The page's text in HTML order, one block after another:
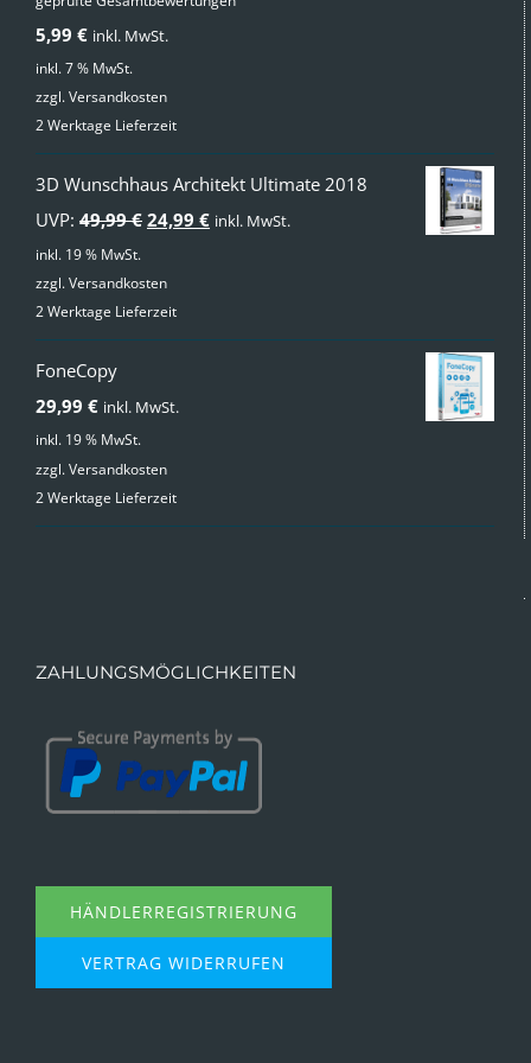
von 5
5,99 € inkl. MwSt.
inkl. 7 % MwSt.
zzgl.Versandkosten
2 Werktage Lieferzeit
3D Wunschhaus Architekt Ultimate 2018
UVP: 49,99€ Ursprünglicher
war:
24,99 €Aktueller
inkl. MwSt.
inkl. 19 % MwSt.
zzgl.Versandkosten
2 Werktage Lieferzeit
FoneCopy
29,99 € inkl. MwSt.
inkl. 19 % MwSt.
zzgl.Versandkosten
2 Werktage Lieferzeit
ZAHLUNGSMÖGLICHKEITEN
HÄNDLERREGISTRIERUNG
VERTRAG WIDERRUFEN